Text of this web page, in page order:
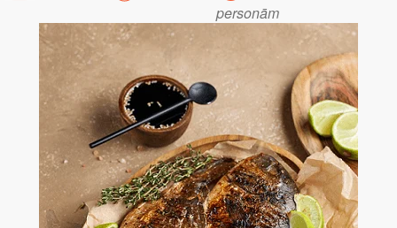
personām